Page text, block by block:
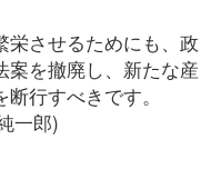
栄させるためにも、政
案を撤廃し、新たな産
行すべきです。
一郎)